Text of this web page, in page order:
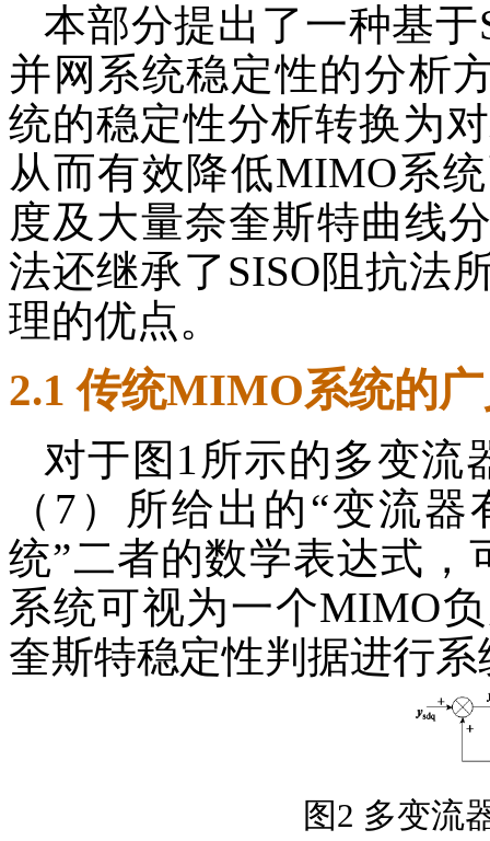
本部分提出了一种基
并网系统稳定性的分析
统的稳定性分析转换为
从而有效降低MIMO系
度及大量奈奎斯特曲线
法还继承了SISO阻抗法
理的优点。
2.1 传统MIMO系统的
对于图1所示的多变流
（7）所给出的“变流
统”二者的数学表达式
系统可视为一个MIMO
奎斯特稳定性判据进行
图2 多变流